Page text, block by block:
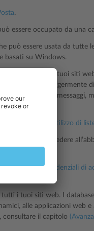
.
essere occupato da una
può essere usata da tutte
basati su Windows.
sotto tutti i tuoi siti
ma che sono leggermente
moderazione di messaggi,
alla volta.
Utilizzo di
per accedere
Cambiare le credenziali di
tutti i tuoi siti web. I
alle applicazioni web e
consultare il capitolo